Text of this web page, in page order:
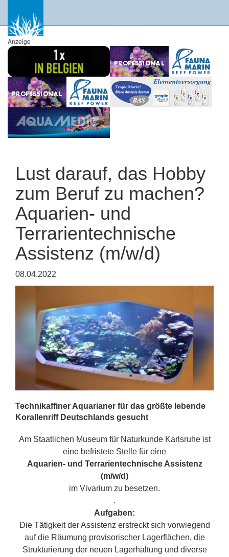
Anzeige
Lust darauf, das Hobby
zum Beruf zu machen?
Aquarien- und
Terrarientechnische
Assistenz (m/w/d)
08.04.2022
Technikaffiner Aquarianer für das größte lebende
Korallenriff Deutschlands gesucht
Am Staatlichen Museum für Naturkunde Karlsruhe ist
eine befristete Stelle für eine
Aquarien- und Terrarientechnische Assistenz
(m/w/d)
im Vivarium zu besetzen.
.
Aufgaben:
Die Tätigkeit der Assistenz erstreckt sich vorwiegend
auf die Räumung provisorischer Lagerflächen, die
Strukturierung der neuen Lagerhaltung und diverse